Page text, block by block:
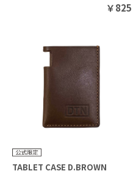
￥825
TABLET CASE D.BROWN